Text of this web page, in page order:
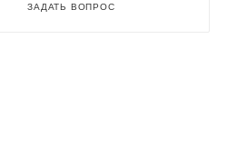
ЗАДАТЬ ВОПРОС